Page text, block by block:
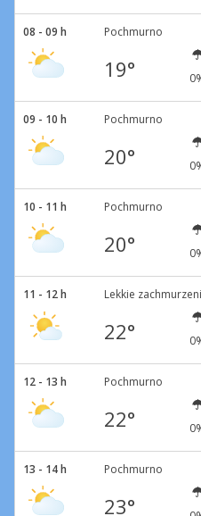
08 - 09 h Pochmurno
19°
09 - 10 h Pochmurno
20°
10 - 11 h Pochmurno
20°
11 - 12 h Lekkie
22°
12 - 13 h Pochmurno
22°
13 - 14 h Pochmurno
23°